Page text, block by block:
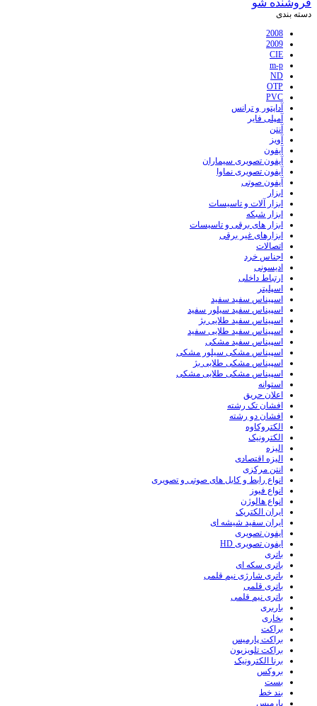
فروشنده شو
دسته بندی
2008
2009
CIE
m-p
ND
OTP
PVC
آداپتور و ترانس
آمپلی فایر
آنتن
آویز
آیفون
آیفون تصویری سیماران
آیفون تصویری نماوا
آیفون صوتی
ابزار
ابزار آلات و تاسیسات
ابزار شبکه
ابزار های برقی و تاسیسات
ابزارهای غیر برقی
اتصالات
اجناس خرد
ادیسونی
ارتباط داخلی
اسپلیتر
اسپیناس سفید سفید
اسپیناس سفید سیلور سفید
اسپیناس سفید طلایی بژ
اسپیناس سفید طلایی سفید
اسپیناس سفید مشکی
اسپیناس مشکی سیلور مشکی
اسپیناس مشکی طلایی بژ
اسپیناس مشکی طلایی مشکی
استوانه
اعلان حریق
افشان تک رشته
افشان دو رشته
الکتروکاوه
الکترونیک
الیزه
الیزه اقتصادی
انتن مرکزی
انواع رابط و کابل های صوتی و تصویری
انواع فیوز
انواع هالوژن
ایران الکتریک
ایران سفید شیشه ای
ایفون تصویری
ایفون تصویری HD
باتری
باتری سکه ای
باتری شارژی نیم قلمی
باتری قلمی
باتری نیم قلمی
باربری
بخاری
براکت
براکت پارمیس
براکت تلویزیون
برنا الکترونیک
بروکس
بست
بند خط
پارمیس